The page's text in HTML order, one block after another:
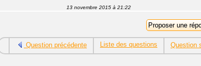
13 novembre 2015 à 21:22
Question précédente Liste des questions Question